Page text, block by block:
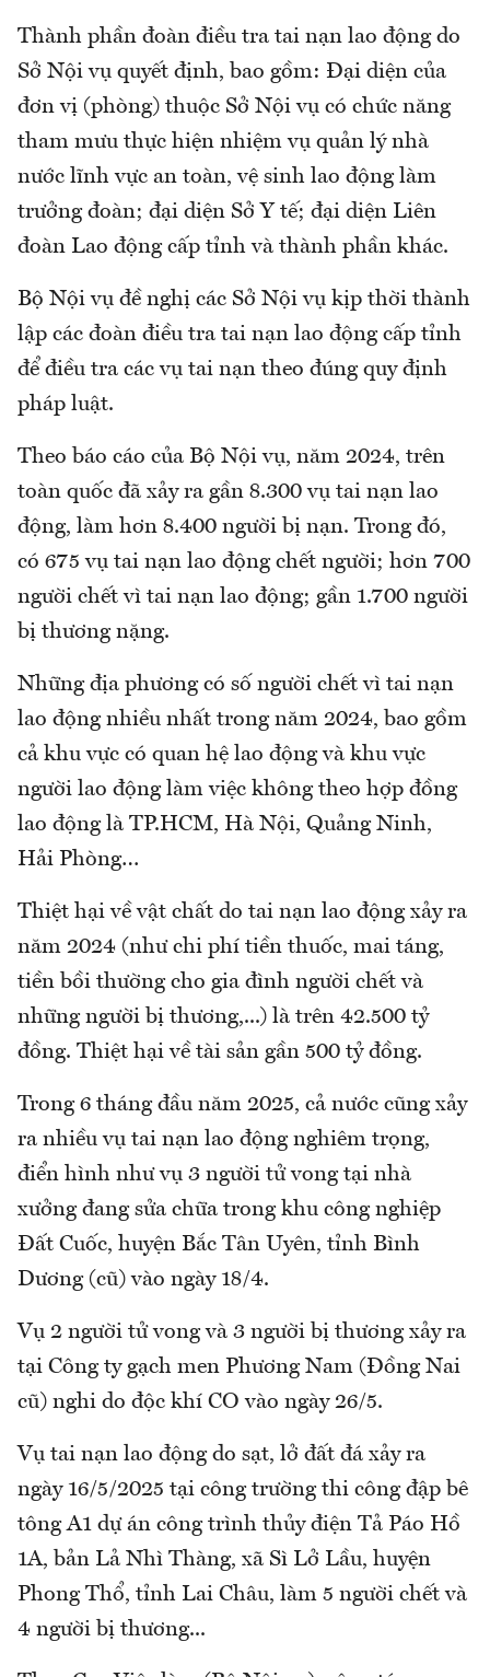
Thành phần đoàn điều tra tai nạn lao động do
Sở Nội vụ quyết định, bao gồm: Đại diện của
đơn vị (phòng) thuộc Sở Nội vụ có chức năng
tham mưu thực hiện nhiệm vụ quản lý nhà
nước lĩnh vực an toàn, vệ sinh lao động làm
trưởng đoàn; đại diện Sở Y tế; đại diện Liên
đoàn Lao động cấp tỉnh và thành phần khác.
Bộ Nội vụ đề nghị các Sở Nội vụ kịp thời thành
lập các đoàn điều tra tai nạn lao động cấp tỉnh
để điều tra các vụ tai nạn theo đúng quy định
pháp luật.
Theo báo cáo của Bộ Nội vụ, năm 2024, trên
toàn quốc đã xảy ra gần 8.300 vụ tai nạn lao
động, làm hơn 8.400 người bị nạn. Trong đó,
có 675 vụ tai nạn lao động chết người; hơn 700
người chết vì tai nạn lao động; gần 1.700 người
bị thương nặng.
Những địa phương có số người chết vì tai nạn
lao động nhiều nhất trong năm 2024, bao gồm
cả khu vực có quan hệ lao động và khu vực
người lao động làm việc không theo hợp đồng
lao động là TP.HCM, Hà Nội, Quảng Ninh,
Hải Phòng…
Thiệt hại về vật chất do tai nạn lao động xảy ra
năm 2024 (như chi phí tiền thuốc, mai táng,
tiền bồi thường cho gia đình người chết và
những người bị thương,...) là trên 42.500 tỷ
đồng. Thiệt hại về tài sản gần 500 tỷ đồng.
Trong 6 tháng đầu năm 2025, cả nước cũng xảy
ra nhiều vụ tai nạn lao động nghiêm trọng,
điển hình như vụ 3 người tử vong tại nhà
xưởng đang sửa chữa trong khu công nghiệp
Đất Cuốc, huyện Bắc Tân Uyên, tỉnh Bình
Dương (cũ) vào ngày 18/4.
Vụ 2 người tử vong và 3 người bị thương xảy ra
tại Công ty gạch men Phương Nam (Đồng Nai
cũ) nghi do độc khí CO vào ngày 26/5.
Vụ tai nạn lao động do sạt, lở đất đá xảy ra
ngày 16/5/2025 tại công trường thi công đập bê
tông A1 dự án công trình thủy điện Tả Páo Hồ
1A, bản Lả Nhì Thàng, xã Sì Lở Lầu, huyện
Phong Thổ, tỉnh Lai Châu, làm 5 người chết và
4 người bị thương...